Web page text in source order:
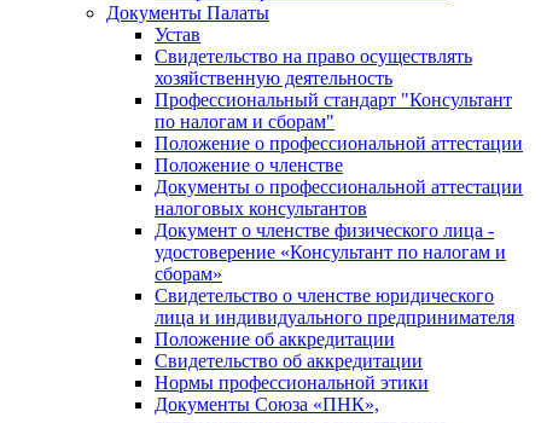
Документы Палаты
Устав
Свидетельство на право осуществлять
хозяйственную деятельность
Профессиональный стандарт "Консультант
по налогам и сборам"
Положение о профессиональной аттестации
Положение о членстве
Документы о профессиональной аттестации
налоговых консультантов
Документ о членстве физического лица -
удостоверение «Консультант по налогам и
сборам»
Свидетельство о членстве юридического
лица и индивидуального предпринимателя
Положение об аккредитации
Свидетельство об аккредитации
Нормы профессиональной этики
Документы Союза «ПНК»,